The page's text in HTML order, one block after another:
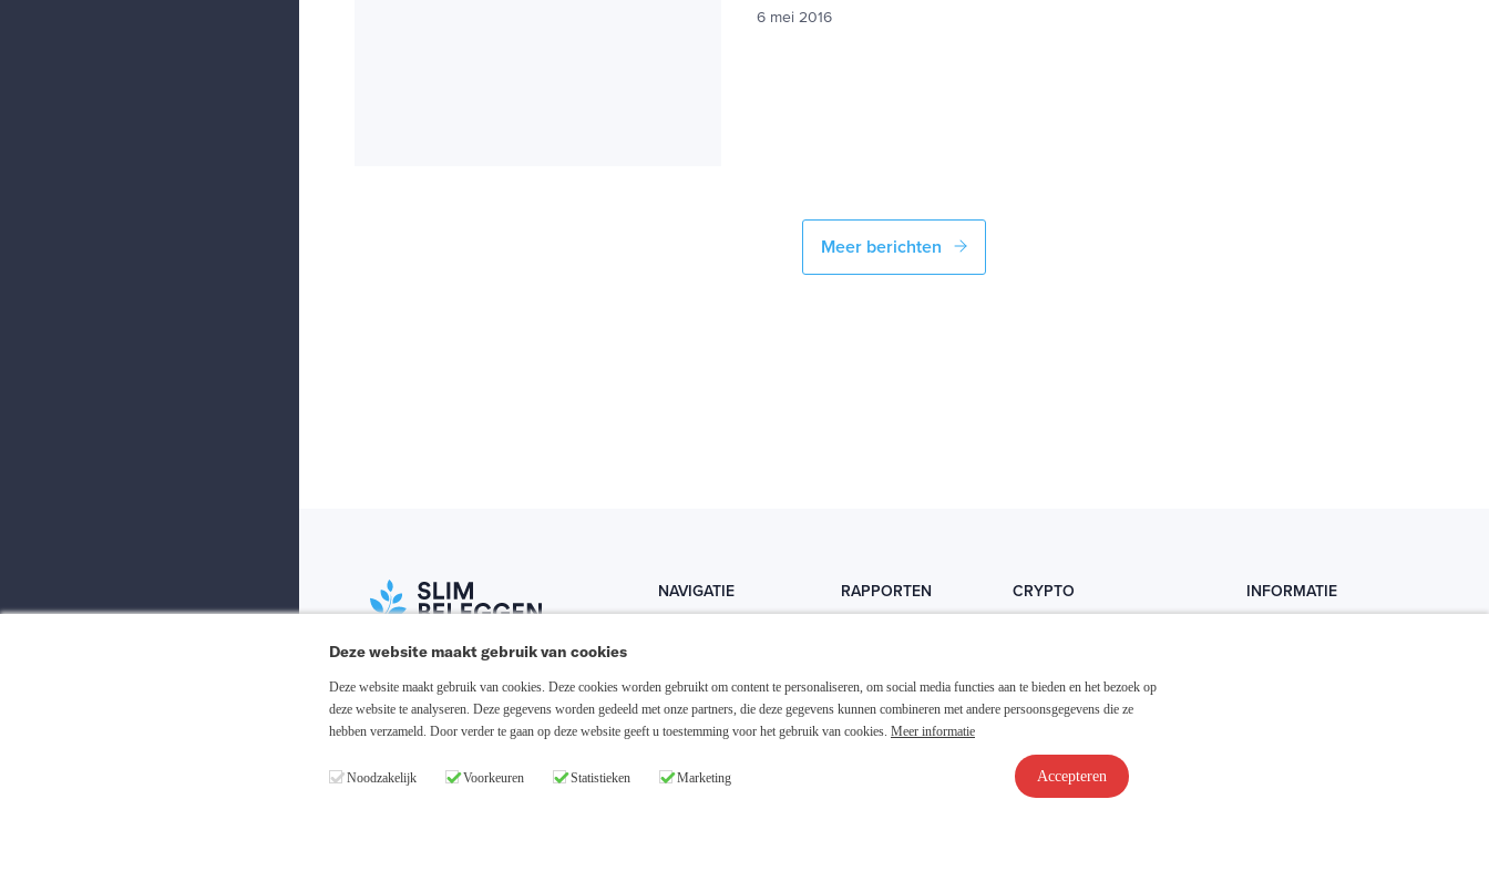
6 mei 2016
Meer berichten
NAVIGATIE
Media links
RAPPORTEN
Dividend
CRYPTO
Crypto koopgids
INFORMATIE
Deze website maakt gebruik van cookies
Deze website maakt gebruik van cookies. Deze cookies worden gebruikt om content te personaliseren, om social media functies aan te bieden en het bezoek op
deze website te analyseren. Deze gegevens worden gedeeld met onze partners, die deze gegevens kunnen combineren met andere persoonsgegevens die ze
hebben verzameld. Door verder te gaan op deze website geeft u toestemming voor het gebruik van cookies. Meer informatie
Noodzakelijk Voorkeuren Statistieken Marketing Accepteren